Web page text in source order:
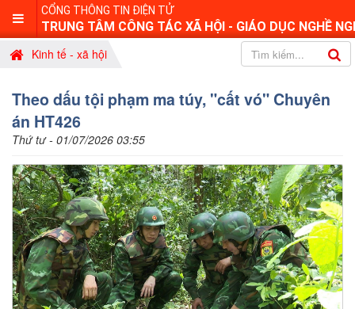
CỔNG THÔNG TIN ĐIỆN TỬ
TRUNG TÂM CÔNG TÁC XÃ HỘI - GIÁO DỤC NGHỀ
Kinh tế - xã hội
Theo dấu tội phạm ma túy, "cất vó" Chuyên
án HT426
Thứ tư - 01/07/2026 03:55